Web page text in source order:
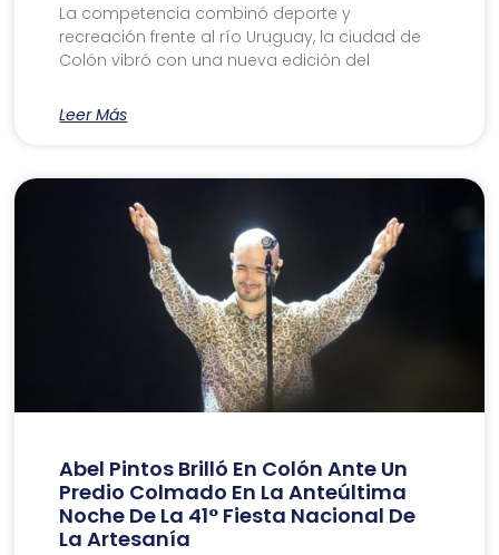
La competencia combinó deporte y
recreación frente al río Uruguay, la ciudad de
Colón vibró con una nueva edición del
Leer Más
Abel Pintos Brilló En Colón Ante Un
Predio Colmado En La Anteúltima
Noche De La 41° Fiesta Nacional De
La Artesanía